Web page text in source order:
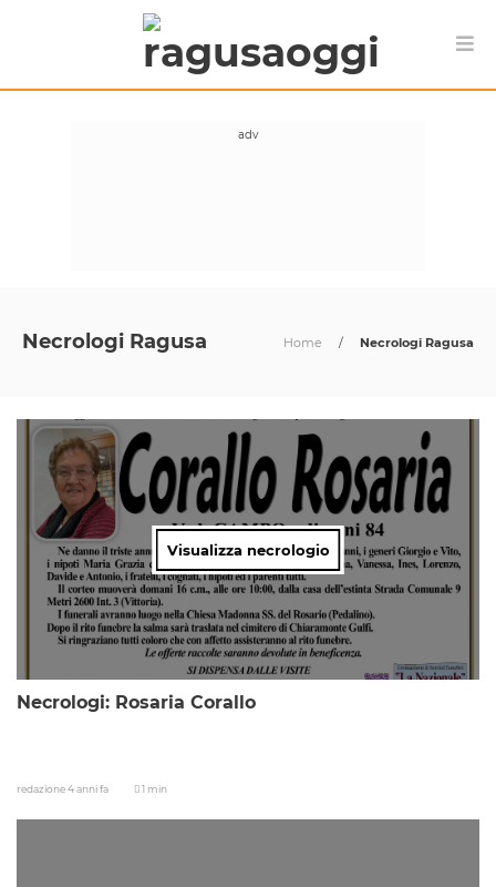
Necrologi Ragusa Home / Necrologi Ragusa
Visualizza necrologio
Necrologi: Rosaria Corallo
redazione4 anni fa 1 min